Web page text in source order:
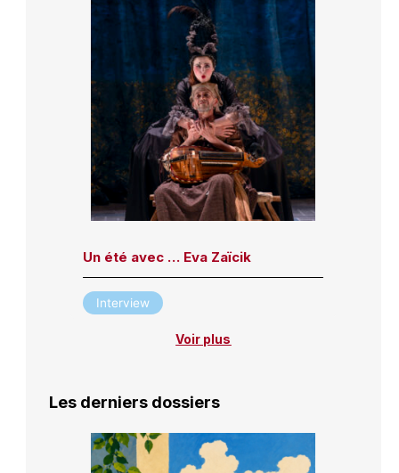
Un été avec … Eva Zaïcik
Interview
Voir plus
Les derniers dossiers